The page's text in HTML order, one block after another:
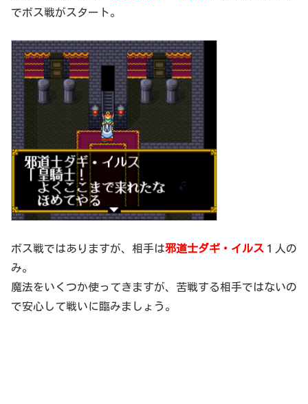
でボス戦がスタート。
ボス戦ではありますが、相手は邪道士ダギ・イルス １人の
み。
魔法をいくつか使ってきますが、苦戦する相手ではないの
で安心して戦いに臨みましょう。